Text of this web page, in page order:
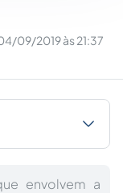
09/2019 às 21:37
envolvem a